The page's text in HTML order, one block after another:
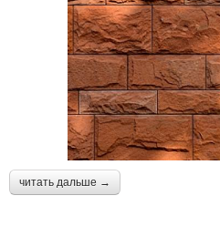
читать дальше →